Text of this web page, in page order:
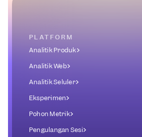
PLATFORM
Analitik Produk
Analitik Web
Analitik Seluler
Eksperimen
Pohon Metrik
Pengulangan Sesi